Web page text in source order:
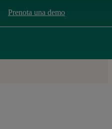
Prenota una demo